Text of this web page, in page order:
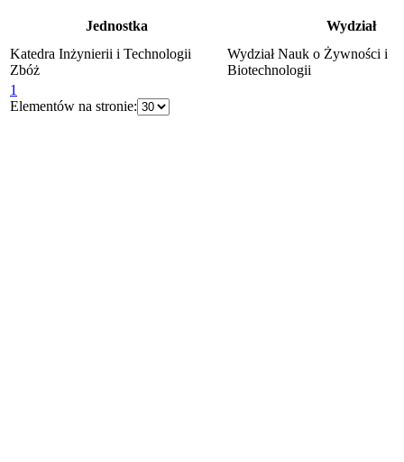
Jednostka
Wydział
Katedra Inżynierii i Technologii
Zbóż
Wydział Nauk o Żywności i
Biotechnologii
1
Elementów na stronie: